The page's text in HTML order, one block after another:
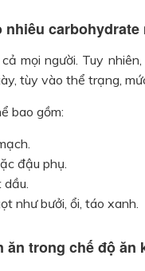
carbohydrate
mọi người. Tuy
tùy vào thể trạng,
bao gồm:
đậu phụ.
dầu.
như bưởi, ổi, táo xanh.
trong chế độ ăn